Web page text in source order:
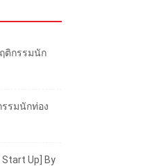
ติกรรมนัก
รมนักท่อง
Start Up] By